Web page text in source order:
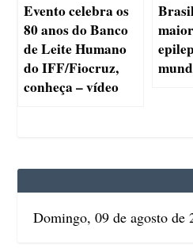
Evento celebra os
80 anos do Banco
de Leite Humano
do IFF/Fiocruz,
conheça – vídeo
Domingo, 09 de agosto de